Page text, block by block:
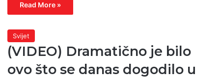
Read More »
Svijet
(VIDEO) Dramatično je bilo
ovo što se danas dogodilo u